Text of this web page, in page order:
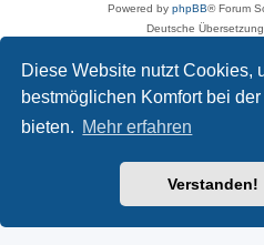
Diese Website nutzt Cookies,
bestmöglichen Komfort bei
bieten. Mehr erfahren
Verstanden!
Powered by phpBB® Forum
Deutsche